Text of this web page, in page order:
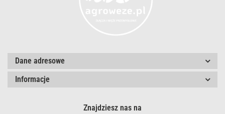
Dane adresowe
Informacje
Znajdziesz nas na